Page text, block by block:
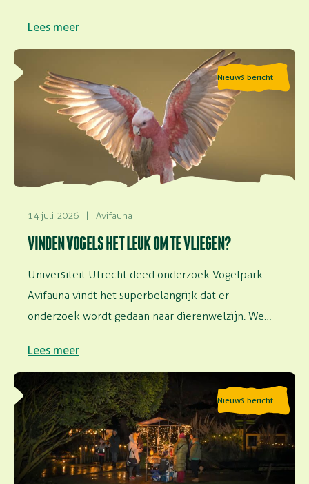
Lees meer
Nieuws bericht
14 juli 2026 | Avifauna
VINDEN VOGELS HET LEUK OM TE VLIEGEN?
Universiteit Utrecht deed onderzoek Vogelpark
Avifauna vindt het superbelangrijk dat er
onderzoek wordt gedaan naar dierenwelzijn. We
Lees meer
Lees meer over Vinden vogels het leuk om te vliegen?
Nieuws bericht
Lees meer over Speciale avondopenstelling: Geluiden
van de nacht